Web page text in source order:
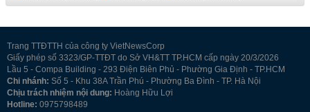
Trang TTĐTTH của công ty VietNewsCorp
Giấy phép số 3323/GP-TTĐT do Sở VH&TT TP.HCM cấp ngày 20/3/2026
Lầu 5 - Compa Building - 293 Điện Biên Phủ - Phường Gia Định - TP.HCM
Chi nhánh: Số 5 - Khu 38A Trần Phú - Phường Ba Đình - TP. Hà Nội
Chịu trách nhiệm nội dung: Hoàng Hữu Lợi
Hotline: 0975798489